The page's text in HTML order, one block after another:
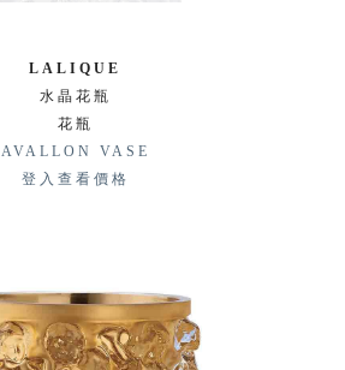
LALIQUE
水晶花瓶
花瓶
AVALLON VASE
登入查看價格